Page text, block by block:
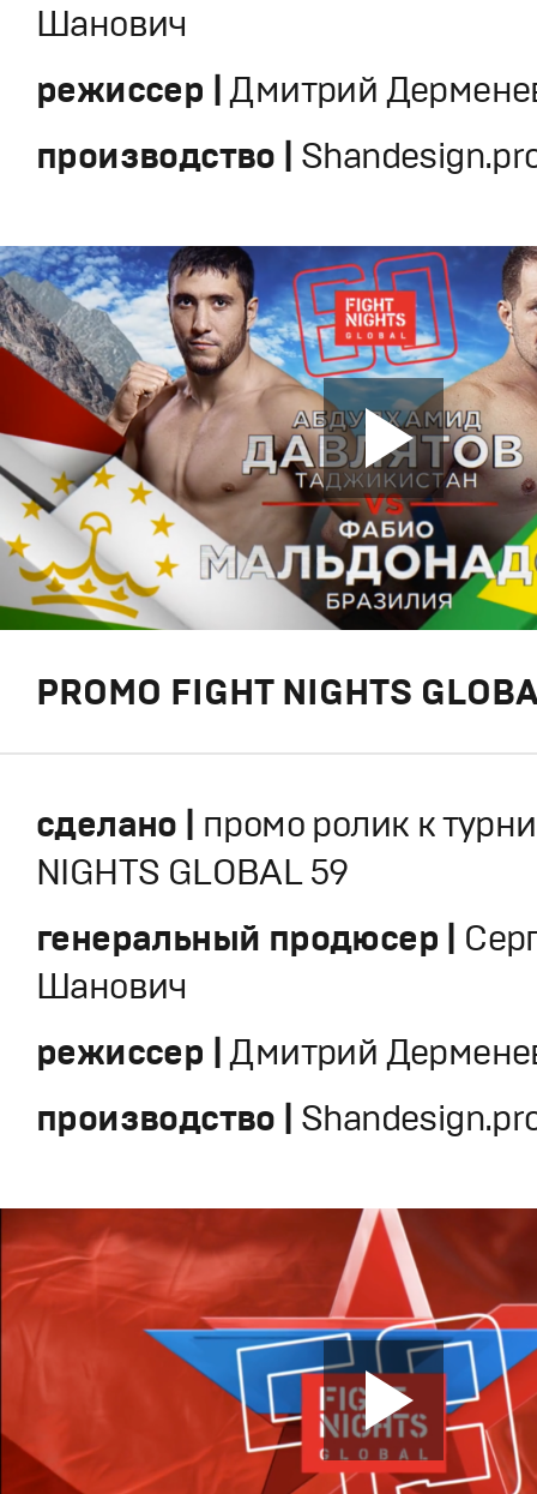
Шанович
режиссер |Дмитрий
производство |
PROMO FIGHT NIGHTS
сделано | промо ролик к
NIGHTS GLOBAL 59
генеральный продюсер |
Шанович
режиссер |Дмитрий
производство |